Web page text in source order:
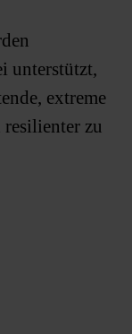
unterstützt,
extreme
resilienter zu